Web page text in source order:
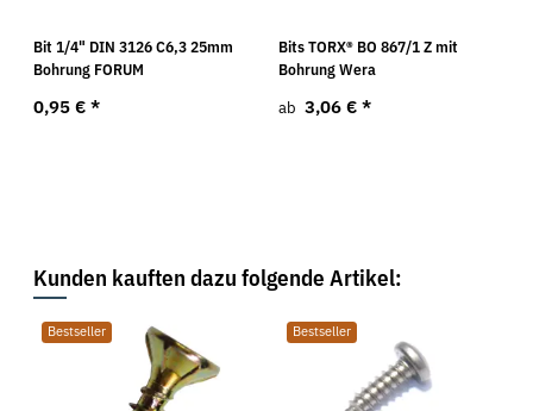
Bit 1/4" DIN 3126 C6,3 25mm
Bohrung FORUM
0,95 € *
Bits TORX® BO 867/1 Z mit
Bohrung Wera
ab 3,06 € *
Kunden kauften dazu folgende Artikel:
Bestseller Bestseller